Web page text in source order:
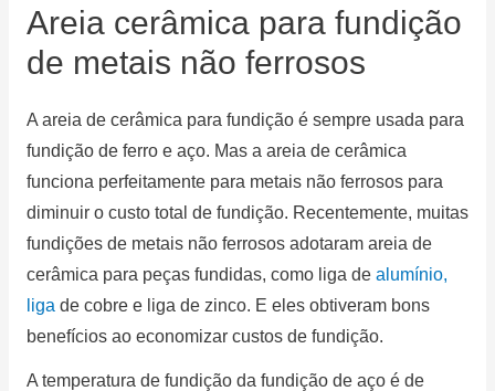
Areia cerâmica para fundição
de metais não ferrosos
A areia de cerâmica para fundição é sempre usada para
fundição de ferro e aço. Mas a areia de cerâmica
funciona perfeitamente para metais não ferrosos para
diminuir o custo total de fundição. Recentemente, muitas
fundições de metais não ferrosos adotaram areia de
cerâmica para peças fundidas, como liga de alumínio,
liga de cobre e liga de zinco. E eles obtiveram bons
benefícios ao economizar custos de fundição.
A temperatura de fundição da fundição de aço é de